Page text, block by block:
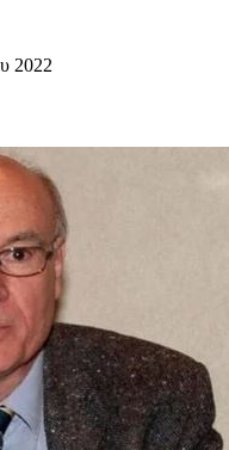
2022